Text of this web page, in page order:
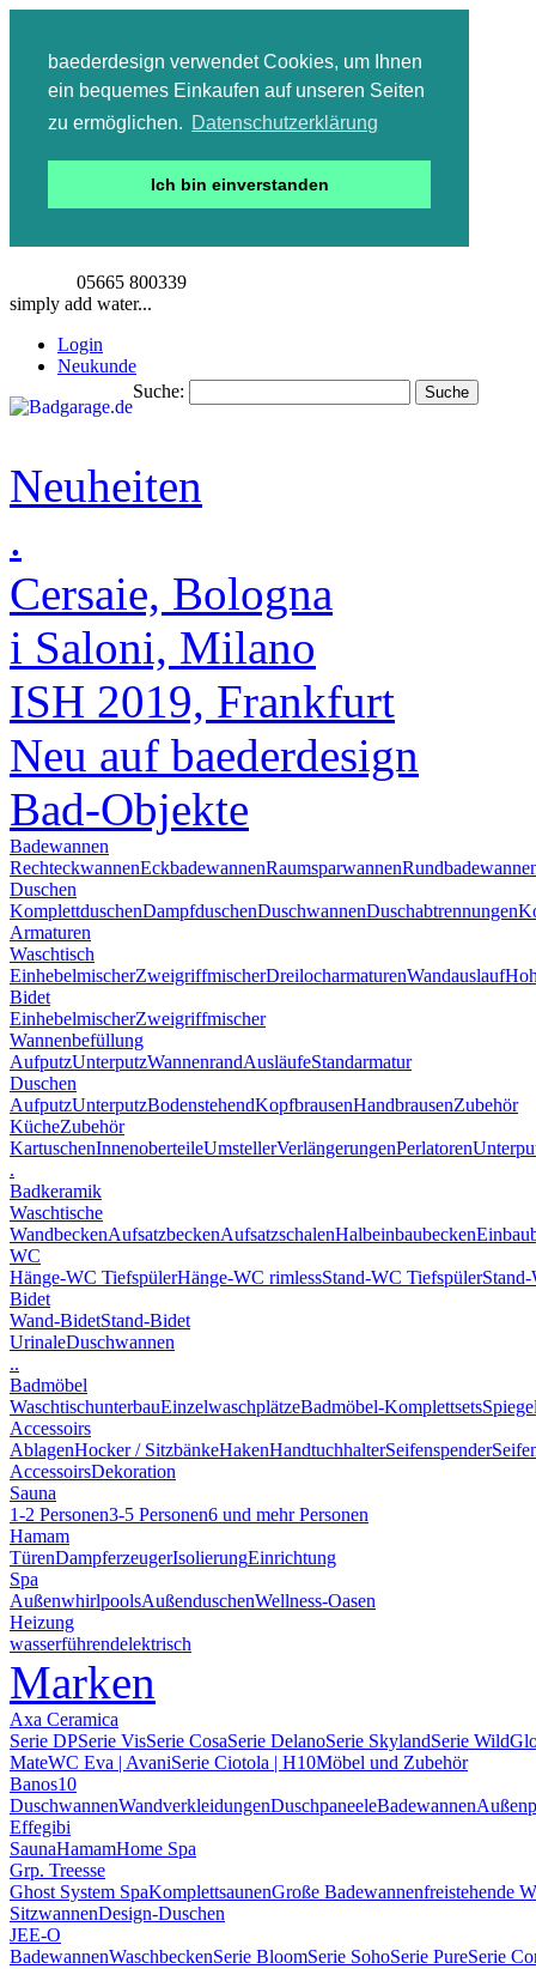
baederdesign verwendet Cookies, um Ihnen
ein bequemes Einkaufen auf unseren Seiten
zu ermöglichen. Datenschutzerklärung
Ich bin einverstanden
05665 800339
simply add water...
Login
Neukunde
Suche:
Suche
Neuheiten
.
Cersaie, Bologna
i Saloni, Milano
ISH 2019, Frankfurt
Neu auf baederdesign
Bad-Objekte
Badewannen
RechteckwannenEckbadewannenRaumsparwannen
Duschen
KomplettduschenDampfduschenDuschwannenDuschabtrennungen
Armaturen
Waschtisch
EinhebelmischerZweigriffmischerDreilocharmaturenWandauslauf
Bidet
EinhebelmischerZweigriffmischer
Wannenbefüllung
AufputzUnterputzWannenrandAusläufeStandarmatur
Duschen
AufputzUnterputzBodenstehendKopfbrausenHandbrausenZubehör
KücheZubehör
KartuschenInnenoberteileUmstellerVerlängerungenPerlatoren
.
Badkeramik
Waschtische
WandbeckenAufsatzbeckenAufsatzschalenHalbeinbaubecken
WC
Hänge-WC TiefspülerHänge-WC rimlessStand-WC Tiefspüler
Bidet
Wand-BidetStand-Bidet
UrinaleDuschwannen
..
Badmöbel
WaschtischunterbauEinzelwaschplätzeBadmöbel-Komplettsets
Accessoirs
AblagenHocker / SitzbänkeHakenHandtuchhalterSeifenspender
AccessoirsDekoration
Sauna
1-2 Personen3-5 Personen6 und mehr Personen
Hamam
TürenDampferzeugerIsolierungEinrichtung
Spa
AußenwhirlpoolsAußenduschenWellness-Oasen
Heizung
wasserführendelektrisch
Marken
Axa Ceramica
Serie DPSerie VisSerie CosaSerie DelanoSerie SkylandSerie Wild
MateWC Eva | AvaniSerie Ciotola | H10Möbel und Zubehör
Banos10
DuschwannenWandverkleidungenDuschpaneeleBadewannen
Effegibi
SaunaHamamHome Spa
Grp. Treesse
Ghost System SpaKomplettsaunenGroße Badewannenfreistehende
SitzwannenDesign-Duschen
JEE-O
BadewannenWaschbeckenSerie BloomSerie SohoSerie PureSerie